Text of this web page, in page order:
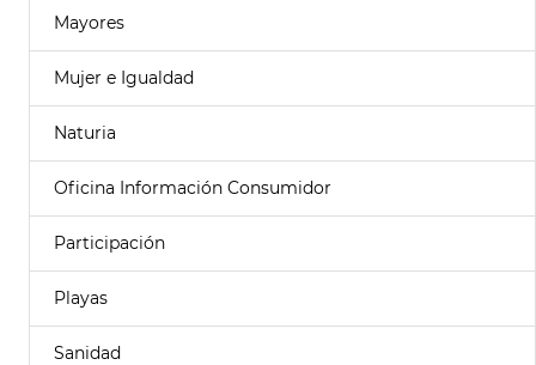
Mayores
Mujer e Igualdad
Naturia
Oficina Información Consumidor
Participación
Playas
Sanidad